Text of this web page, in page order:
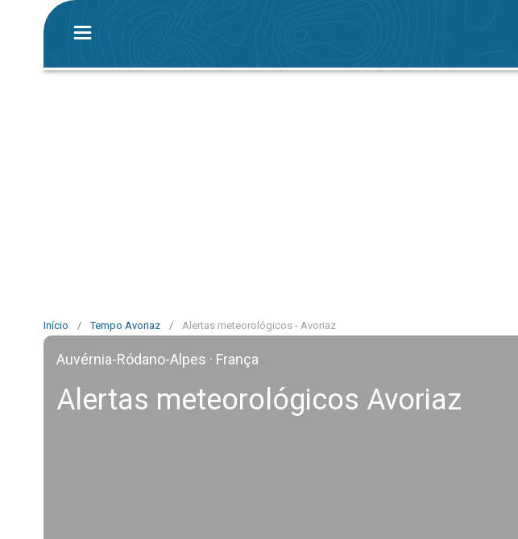
Início / Tempo Avoriaz / Alertas meteorológicos - Avoriaz
Auvérnia-Ródano-Alpes · França
Alertas meteorológicos Avoriaz